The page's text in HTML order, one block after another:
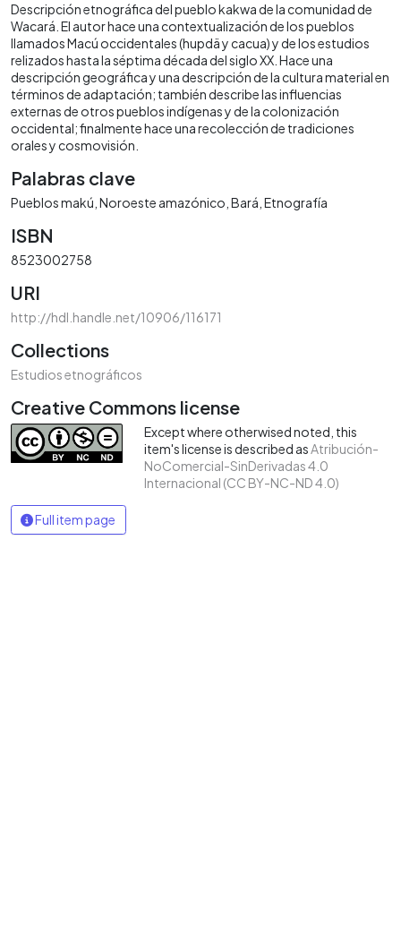
Descripción etnográfica del pueblo kakwa de la comunidad de
Wacará. El autor hace una contextualización de los pueblos
llamados Macú occidentales (hupdä y cacua) y de los estudios
relizados hasta la séptima década del siglo XX. Hace una
descripción geográfica y una descripción de la cultura material en
términos de adaptación; también describe las influencias
externas de otros pueblos indígenas y de la colonización
occidental; finalmente hace una recolección de tradiciones
orales y cosmovisión.
Palabras clave
Pueblos makú Noroeste amazónico Bará Etnografía
ISBN
8523002758
URI
http://hdl.handle.net/10906/116171
Collections
Estudios etnográficos
Creative Commons license
Except where otherwised noted, this
item's license is described asAtribución-
NoComercial-SinDerivadas 4.0
Internacional (CC BY-NC-ND 4.0)
Full item page